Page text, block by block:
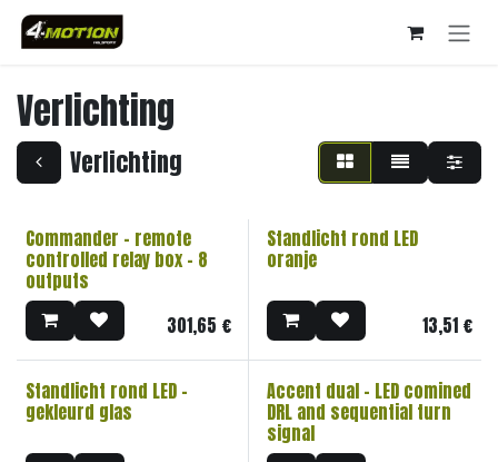
Overslaan naar inhoud
Verlichting
Verlichting
Commander - remote
controlled relay box - 8
outputs
301,65 €
Standlicht rond LED
oranje
13,51€
Standlicht rond LED -
gekleurd glas
Accent dual - LED comined
DRL and sequential turn
signal